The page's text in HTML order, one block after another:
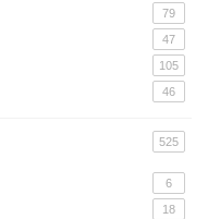
79
47
105
46
525
6
18